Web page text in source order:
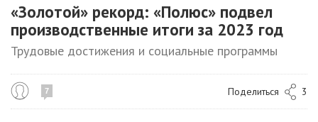
«Золотой» рекорд: «Полюс» подвел
производственные итоги за 2023 год
Трудовые достижения и социальные программы
7 Поделиться 3